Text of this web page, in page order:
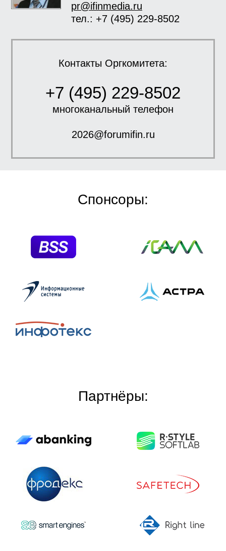
pr@ifinmedia.ru
тел.: +7 (495) 229-8502
Контакты Оргкомитета:
+7 (495) 229-8502
многоканальный телефон
2026@forumifin.ru
Спонсоры:
Партнёры: